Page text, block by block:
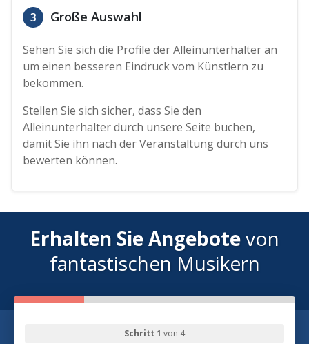
3 Große Auswahl
Sehen Sie sich die Profile der Alleinunterhalter an
um einen besseren Eindruck vom Künstlern zu
bekommen.
Stellen Sie sich sicher, dass Sie den
Alleinunterhalter durch unsere Seite buchen,
damit Sie ihn nach der Veranstaltung durch uns
bewerten können.
Erhalten Sie Angebotevon
fantastischen Musikern
Schritt 1 von 4